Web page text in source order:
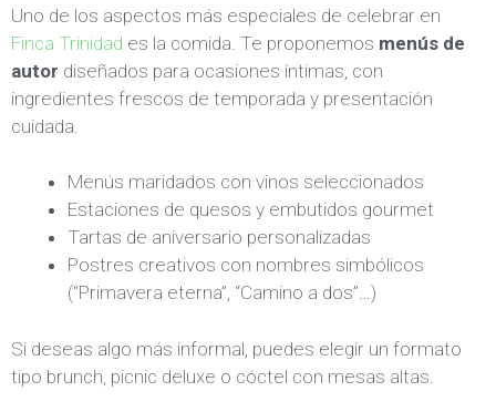
Uno de los aspectos más especiales de celebrar en
Finca Trinidad es la comida. Te proponemos menús de
autor diseñados para ocasiones íntimas, con
ingredientes frescos de temporada y presentación
cuidada.
Menús maridados con vinos seleccionados
Estaciones de quesos y embutidos gourmet
Tartas de aniversario personalizadas
Postres creativos con nombres simbólicos
(“Primavera eterna”, “Camino a dos”…)
Si deseas algo más informal, puedes elegir un formato
tipo brunch, picnic deluxe o cóctel con mesas altas.